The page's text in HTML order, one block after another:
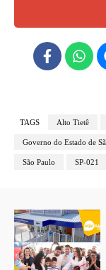
TAGS Alto Tietê
Governo do Estado de
São Paulo SP-021